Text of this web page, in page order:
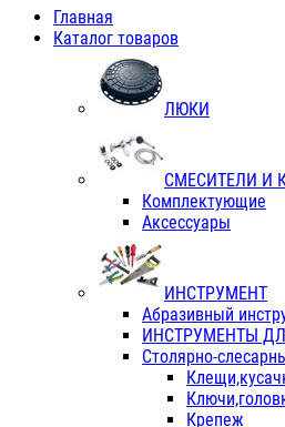
Главная
Каталог товаров
ЛЮКИ
СМЕСИТЕЛИ И
Комплектующие
Аксессуары
ИНСТРУМЕНТ
Абразивный
ИНСТРУМЕНТЫ
Столярно-
Крепеж